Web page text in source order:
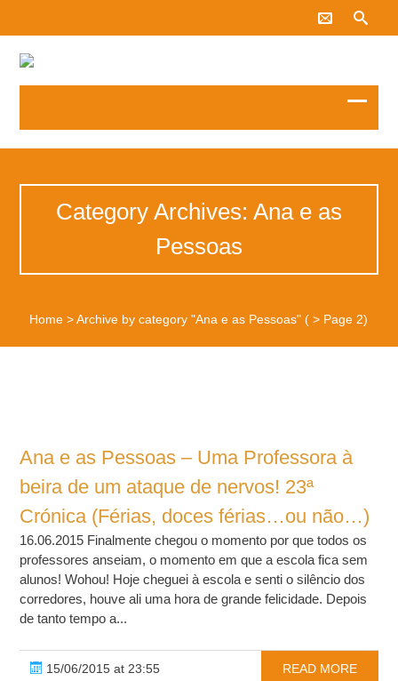
Category Archives: Ana e as
Pessoas
Home >Archive by category "Ana e as Pessoas" ( > Page 2)
Ana e as Pessoas – Uma Professora à
beira de um ataque de nervos! 23ª
Crónica (Férias, doces férias…ou não…)
16.06.2015 Finalmente chegou o momento por que todos os
professores anseiam, o momento em que a escola fica sem
alunos! Wohou! Hoje cheguei à escola e senti o silêncio dos
corredores, houve ali uma hora de grande felicidade. Depois
de tanto tempo a...
15/06/2015 at 23:55 READ MORE